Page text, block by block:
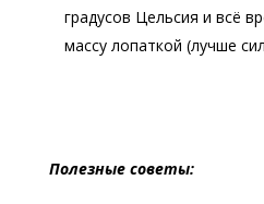
градусов Цельсия и всё
массу лопаткой (лучше
Полезные советы: